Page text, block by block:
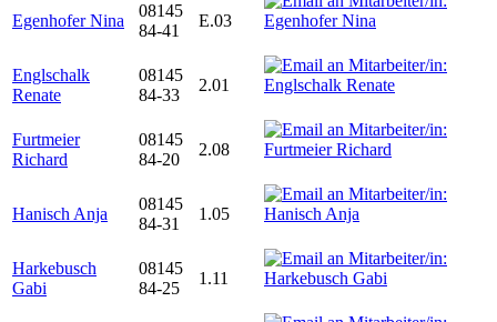
Egenhofer Nina
08145
84-41
E.03
Englschalk
Renate
08145
84-33
2.01
Furtmeier
Richard
08145
84-20
2.08
Hanisch Anja
08145
84-31
1.05
Harkebusch
Gabi
08145
84-25
1.11